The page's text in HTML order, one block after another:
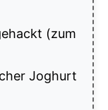
(zum
Joghurt